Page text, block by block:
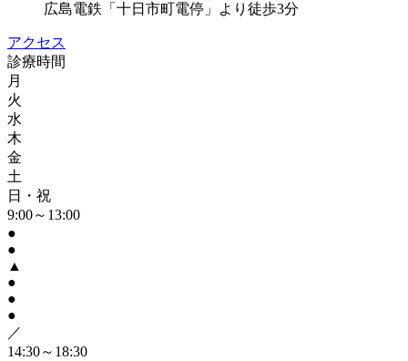
広島電鉄「十日市町電停」より徒歩3分
アクセス
診療時間
月
火
水
木
金
土
日・祝
9:00～13:00
●
●
▲
●
●
●
／
14:30～18:30